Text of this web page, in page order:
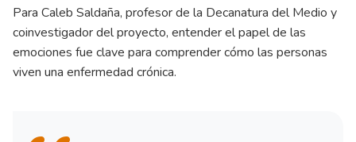
Para Caleb Saldaña, profesor de la Decanatura del Medio y
coinvestigador del proyecto, entender el papel de las
emociones fue clave para comprender cómo las personas
viven una enfermedad crónica.